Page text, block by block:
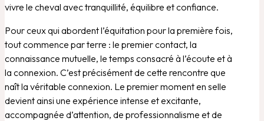
vivre le cheval avec tranquillité, équilibre et confiance.
Pour ceux qui abordent l’équitation pour la première fois,
tout commence par terre : le premier contact, la
connaissance mutuelle, le temps consacré à l’écoute et à
la connexion. C’est précisément de cette rencontre que
naît la véritable connexion. Le premier moment en selle
devient ainsi une expérience intense et excitante,
accompagnée d’attention, de professionnalisme et de